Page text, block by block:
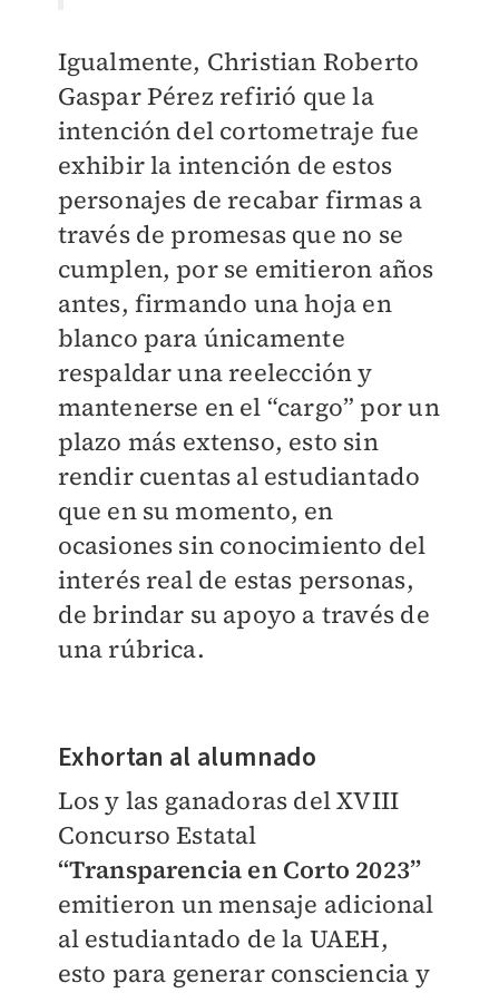
Igualmente, Christian Roberto
Gaspar Pérez refirió que la
intención del cortometraje fue
exhibir la intención de estos
personajes de recabar firmas a
través de promesas que no se
cumplen, por se emitieron años
antes, firmando una hoja en
blanco para únicamente
respaldar una reelección y
mantenerse en el “cargo” por un
plazo más extenso, esto sin
rendir cuentas al estudiantado
que en su momento, en
ocasiones sin conocimiento del
interés real de estas personas,
de brindar su apoyo a través de
una rúbrica.
Exhortan al alumnado
Los y las ganadoras del XVIII
Concurso Estatal
“Transparencia en Corto 2023”
emitieron un mensaje adicional
al estudiantado de la UAEH,
esto para generar consciencia y